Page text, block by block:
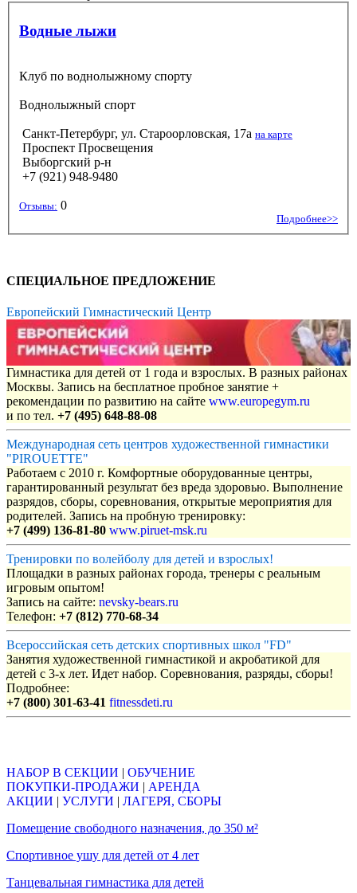
Водные лыжи
Клуб по воднолыжному спорту
Воднолыжный спорт
Санкт-Петербург, ул. Староорловская, 17а на карте
Проспект Просвещения
Выборгский р-н
+7 (921) 948-9480
Отзывы: 0
Подробнее>>
СПЕЦИАЛЬНОЕ ПРЕДЛОЖЕНИЕ
Европейский Гимнастический Центр
Гимнастика для детей от 1 года и взрослых. В разных районах
Москвы. Запись на бесплатное пробное занятие +
рекомендации по развитию на сайте www.europegym.ru
и по тел. +7 (495) 648-88-08
Международная сеть центров художественной гимнастики
"PIROUETTE"
Работаем с 2010 г. Комфортные оборудованные центры,
гарантированный результат без вреда здоровью. Выполнение
разрядов, сборы, соревнования, открытые мероприятия для
родителей. Запись на пробную тренировку:
+7 (499) 136-81-80 www.piruet-msk.ru
Тренировки по волейболу для детей и взрослых!
Площадки в разных районах города, тренеры с реальным
игровым опытом!
Запись на сайте: nevsky-bears.ru
Телефон: +7 (812) 770-68-34
Всероссийская сеть детских спортивных школ "FD"
Занятия художественной гимнастикой и акробатикой для
детей с 3-х лет. Идет набор. Соревнования, разряды, сборы!
Подробнее:
+7 (800) 301-63-41 fitnessdeti.ru
НАБОР В СЕКЦИИ | ОБУЧЕНИЕ
ПОКУПКИ-ПРОДАЖИ | АРЕНДА
АКЦИИ | УСЛУГИ | ЛАГЕРЯ, СБОРЫ
Помещение свободного назначения, до 350 м²
Спортивное ушу для детей от 4 лет
Танцевальная гимнастика для детей